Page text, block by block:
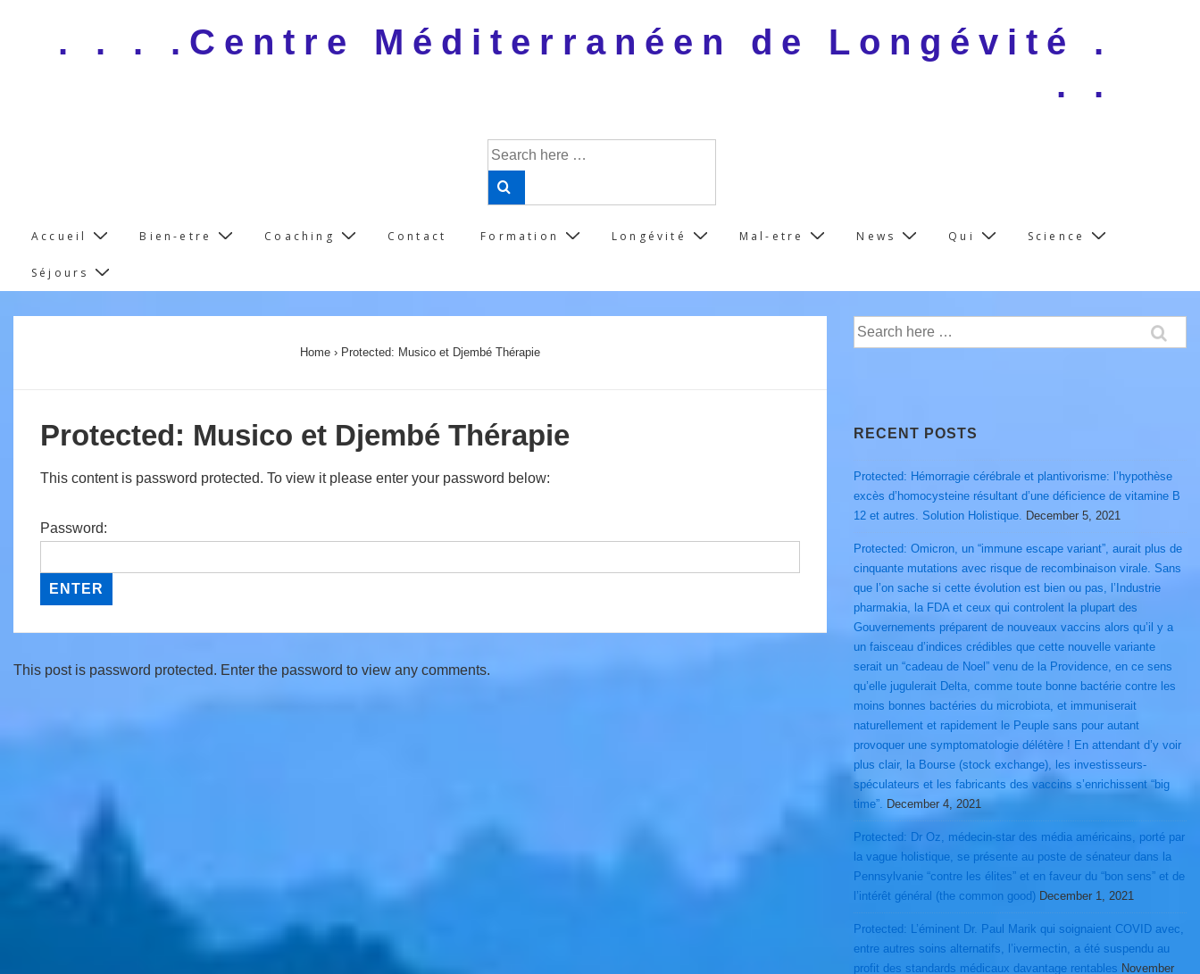
. . . .Centre Méditerranéen de Longévité .
. .
Search
for:
Main
Navigation
Accueil Bien-etre Coaching Contact Formation Longévité Mal-etre News Qui Science
Séjours
Home › Protected: Musico et Djembé Thérapie
Protected: Musico et Djembé Thérapie
This content is password protected. To view it please enter your password below:
Password:
This post is password protected. Enter the password to view any comments.
Search
for:
RECENT POSTS
Protected: Hémorragie cérébrale et plantivorisme: l’hypothèse
excès d’homocysteine résultant d’une déficience de vitamine B
12 et autres. Solution Holistique. December 5, 2021
Protected: Omicron, un “immune escape variant”, aurait plus de
cinquante mutations avec risque de recombinaison virale. Sans
que l’on sache si cette évolution est bien ou pas, l’Industrie
pharmakia, la FDA et ceux qui controlent la plupart des
Gouvernements préparent de nouveaux vaccins alors qu’il y a
un faisceau d’indices crédibles que cette nouvelle variante
serait un “cadeau de Noel” venu de la Providence, en ce sens
qu’elle jugulerait Delta, comme toute bonne bactérie contre les
moins bonnes bactéries du microbiota, et immuniserait
naturellement et rapidement le Peuple sans pour autant
provoquer une symptomatologie délétère ! En attendant d’y voir
plus clair, la Bourse (stock exchange), les investisseurs-
spéculateurs et les fabricants des vaccins s’enrichissent “big
time”. December 4, 2021
Protected: Dr Oz, médecin-star des média américains, porté par
la vague holistique, se présente au poste de sénateur dans la
Pennsylvanie “contre les élites” et en faveur du “bon sens” et de
l’intérêt général (the common good) December 1, 2021
Protected: L’éminent Dr. Paul Marik qui soignaient COVID avec,
entre autres soins alternatifs, l’ivermectin, a été suspendu au
profit des standards médicaux davantage rentables November